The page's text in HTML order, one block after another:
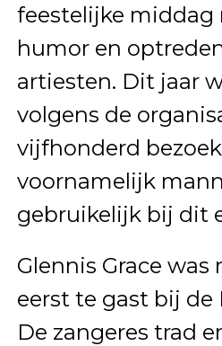
feestelijke middag
humor en
artiesten. Dit jaar
volgens de
vijfhonderd
voornamelijk
gebruikelijk bij dit
Glennis Grace
eerst te gast bij
De zangeres trad